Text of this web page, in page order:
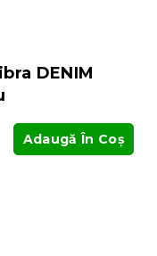
DENIM
Adaugă În Coş